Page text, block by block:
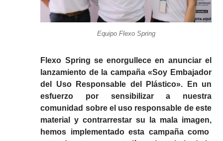
Equipo Flexo Spring
Flexo Spring se enorgullece en anunciar el
lanzamiento de la campaña«Soy Embajador
del Uso Responsable del Plástico». En un
esfuerzo por sensibilizar a nuestra
comunidad sobre el uso responsable deeste
material
y contrarrestar su la mala imagen,
hemos implementado esta campaña como